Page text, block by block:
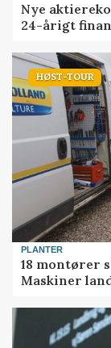
Nye
24-årigt
HØST-TOUR
PLANTER
18 montører
Maskiner